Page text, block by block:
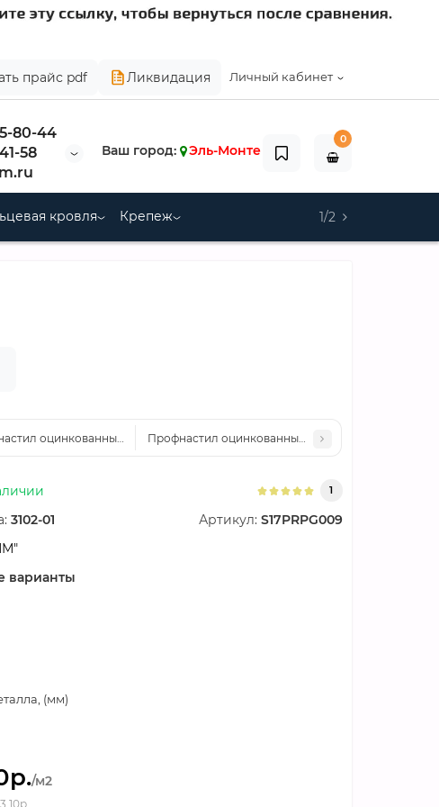
Личный кабинет
прайс pdf Ликвидация
80-44
58
Ваш город: Эль-Монте
0
кровля Крепеж 1/2
оцинкованный С17ПГ-1090-0.65 цена за м2
Профнастил оцинкованный С17ПГ-1090-0.75 цена
1
3102-01 Артикул: S17PRPG009
варианты
(мм)
/м2